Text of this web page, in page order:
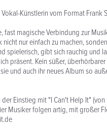
Künstlerin vom Format Frank
magische Verbindung zur
nur einfach zu machen,
spielerisch, gibt sich rauchig und
präsent. Kein süßer,
und auch ihr neues Album so
Einstieg mit "I Can't Help It" (von
Musiker folgen artig, mit großer